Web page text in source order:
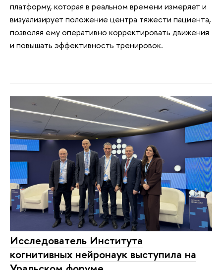
платформу, которая в реальном времени измеряет и
визуализирует положение центра тяжести пациента,
позволяя ему оперативно корректировать движения
и повышать эффективность тренировок.
Исследователь Института
когнитивных нейронаук выступила на